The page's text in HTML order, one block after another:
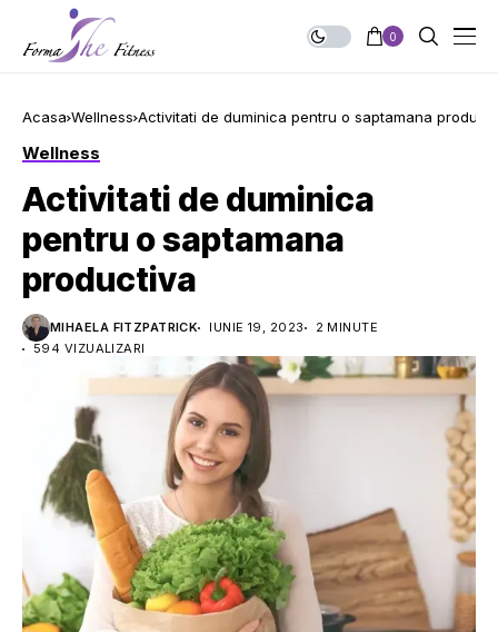
0
Acasa Wellness Activitati de duminica pentru o saptamana
Wellness
Activitati de duminica
pentru o saptamana
productiva
MIHAELA FITZPATRICK IUNIE 19, 2023
2 MINUTE
594 VIZUALIZARI